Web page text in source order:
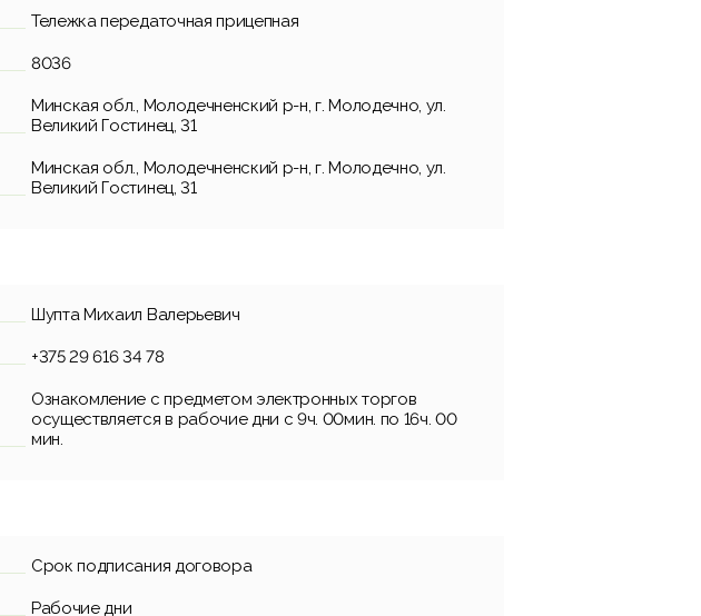
Тележка передаточная прицепная
8036
Минская обл., Молодечненский р-н, г. Молодечно, ул.
Великий Гостинец, 31
Минская обл., Молодечненский р-н, г. Молодечно, ул.
Великий Гостинец, 31
Шупта Михаил Валерьевич
+375 29 616 34 78
Ознакомление с предметом электронных торгов
осуществляется в рабочие дни с 9ч. 00мин. по 16ч. 00
мин.
Срок подписания договора
Рабочие дни